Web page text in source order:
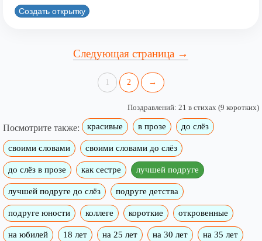
Создать открытку
Следующая страница →
1 2 →
Поздравлений: 21 в стихах (9 коротких)
Посмотрите также: красивые в прозе до слёз
своими словами своими словами до слёз
до слёз в прозе как сестре лучшей подруге
лучшей подруге до слёз подруге детства
подруге юности коллеге короткие откровенные
на юбилей 18 лет на 25 лет на 30 лет на 35 лет